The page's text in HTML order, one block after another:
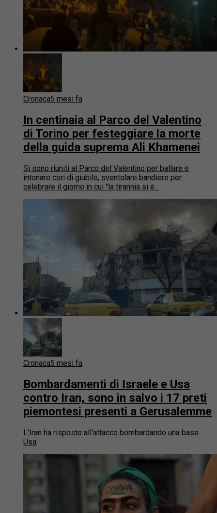
Cronaca5 mesi fa
In centinaia al Parco del Valentino
di Torino per festeggiare la morte
della guida suprema Ali Khamenei
Si sono riuniti al Parco del Valentino per ballare e
intonare cori di giubilo, sventolare bandiere per
celebrare il giorno in cui "la tirannia si è...
Cronaca5 mesi fa
Bombardamenti di Israele e Usa
contro Iran, sono in salvo i 17 preti
piemontesi presenti a Gerusalemme
L'Iran ha risposto all'attacco bombardando una base
Usa